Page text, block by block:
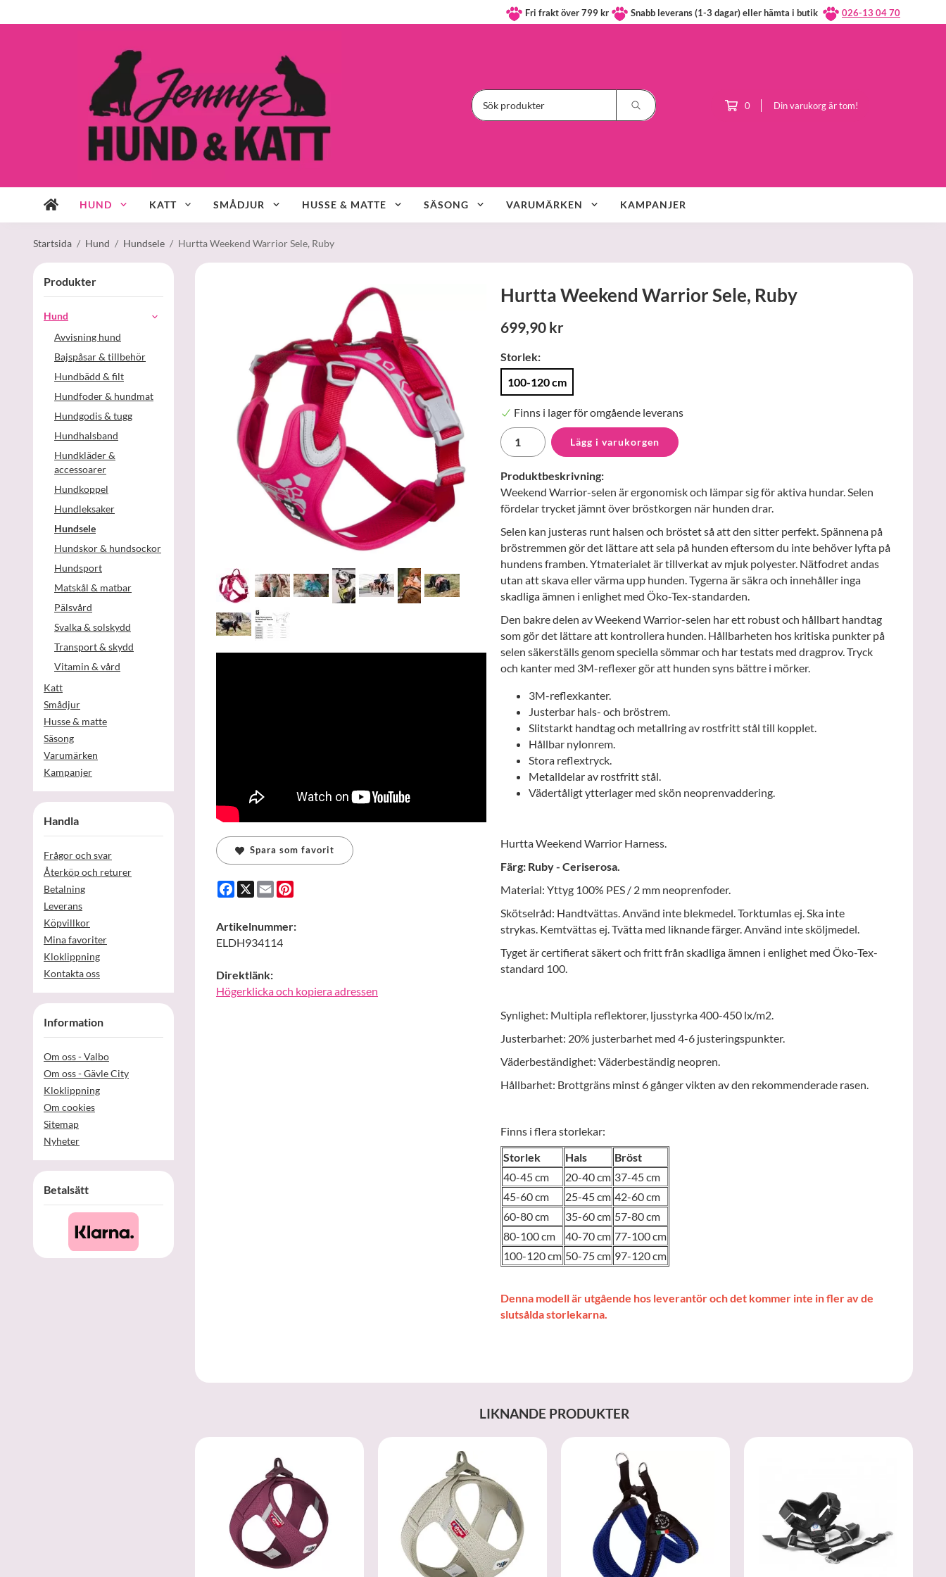
Fri frakt över 799 kr Snabb leverans (1-3 dagar) eller hämta i butik 026-13 04 70
0 Din varukorg är tom!
HUND KATT SMÅDJUR HUSSE & MATTE SÄSONG VARUMÄRKEN KAMPANJER
Startsida / Hund / Hundsele / Hurtta Weekend Warrior Sele, Ruby
Produkter
Hund
Avvisning hund
Bajspåsar & tillbehör
Hundbädd & filt
Hundfoder & hundmat
Hundgodis & tugg
Hundhalsband
Hundkläder &
accessoarer
Hundkoppel
Hundleksaker
Hundsele
Hundskor & hundsockor
Hundsport
Matskål & matbar
Pälsvård
Svalka & solskydd
Transport & skydd
Vitamin & vård
Katt
Smådjur
Husse & matte
Säsong
Varumärken
Kampanjer
Handla
Frågor och svar
Återköp och returer
Betalning
Leverans
Köpvillkor
Mina favoriter
Kloklippning
Kontakta oss
Information
Om oss - Valbo
Om oss - Gävle City
Kloklippning
Om cookies
Sitemap
Nyheter
Betalsätt
Hurtta Weekend Warrior Sele, Ruby
699,90 kr
Storlek:
100-120 cm
Finns i lager för omgående leverans
Lägg i varukorgen
Produktbeskrivning:
Weekend Warrior-selen är ergonomisk och lämpar sig för aktiva hundar. Selen
fördelar trycket jämnt över bröstkorgen när hunden drar.
Selen kan justeras runt halsen och bröstet så att den sitter perfekt. Spännena på
bröstremmen gör det lättare att sela på hunden eftersom du inte behöver lyfta på
hundens framben. Ytmaterialet är tillverkat av mjuk polyester. Nätfodret andas
utan att skava eller värma upp hunden. Tygerna är säkra och innehåller inga
skadliga ämnen i enlighet med Öko-Tex-standarden.
Den bakre delen av Weekend Warrior-selen har ett robust och hållbart handtag
som gör det lättare att kontrollera hunden. Hållbarheten hos kritiska punkter på
selen säkerställs genom speciella sömmar och har testats med dragprov. Tryck
och kanter med 3M-reflexer gör att hunden syns bättre i mörker.
3M-reflexkanter.
Justerbar hals- och bröstrem.
Slitstarkt handtag och metallring av rostfritt stål till kopplet.
Hållbar nylonrem.
Stora reflextryck.
Metalldelar av rostfritt stål.
Vädertåligt ytterlager med skön neoprenvaddering.
Hurtta Weekend Warrior Harness.
Färg: Ruby - Ceriserosa.
Material: Yttyg 100% PES / 2 mm neoprenfoder.
Skötselråd: Handtvättas. Använd inte blekmedel. Torktumlas ej. Ska inte
strykas. Kemtvättas ej. Tvätta med liknande färger. Använd inte sköljmedel.
Tyget är certifierat säkert och fritt från skadliga ämnen i enlighet med Öko-Tex-
standard 100.
Synlighet: Multipla reflektorer, ljusstyrka 400-450 lx/m2.
Justerbarhet: 20% justerbarhet med 4-6 justeringspunkter.
Väderbeständighet: Väderbeständig neopren.
Hållbarhet: Brottgräns minst 6 gånger vikten av den rekommenderade rasen.
Finns i flera storlekar:
Storlek
Hals
Bröst
40-45 cm
20-40 cm 37-45 cm
45-60 cm
25-45 cm 42-60 cm
60-80 cm
35-60 cm 57-80 cm
80-100 cm
40-70 cm 77-100 cm
100-120 cm 50-75 cm 97-120 cm
Denna modell är utgående hos leverantör och det kommer inte in fler av de
slutsålda storlekarna.
Spara som favorit
Facebook
X Email
Artikelnummer:
ELDH934114
Direktlänk:
Högerklicka och kopiera adressen
LIKNANDE PRODUKTER